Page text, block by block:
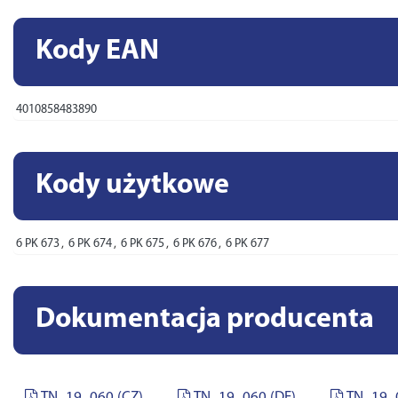
Kody EAN
4010858483890
Kody użytkowe
6 PK 673, 6 PK 674, 6 PK 675, 6 PK 676, 6 PK 677
Dokumentacja producenta